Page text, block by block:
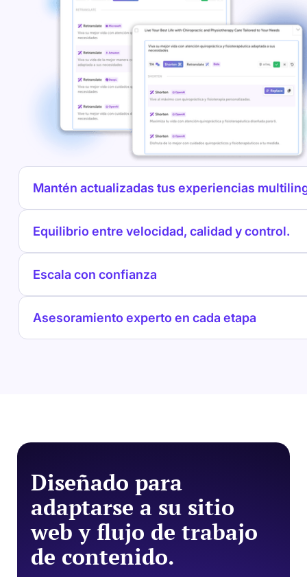
Mantén actualizadas tus experiencias
Equilibrio entre velocidad, calidad y control.
Escala con confianza
Asesoramiento experto en cada etapa
Diseñado para
adaptarse a su sitio
web y flujo de trabajo
de contenido.